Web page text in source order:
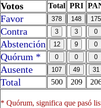
Votos Total PRI
Favor
Contra
Abstención
Quórum *
Ausente
Total
500 209
* Quórum, significa que pasó